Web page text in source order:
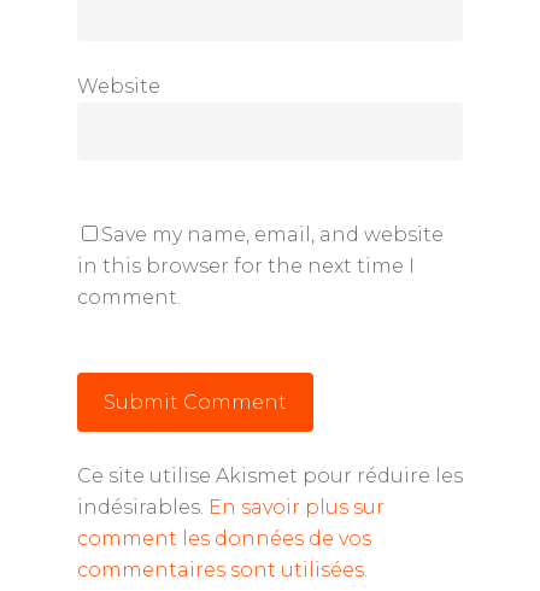
Website
Save my name, email, and website
in this browser for the next time I
comment.
Ce site utilise Akismet pour réduire les
indésirables. En savoir plus sur
comment les données de vos
commentaires sont utilisées.